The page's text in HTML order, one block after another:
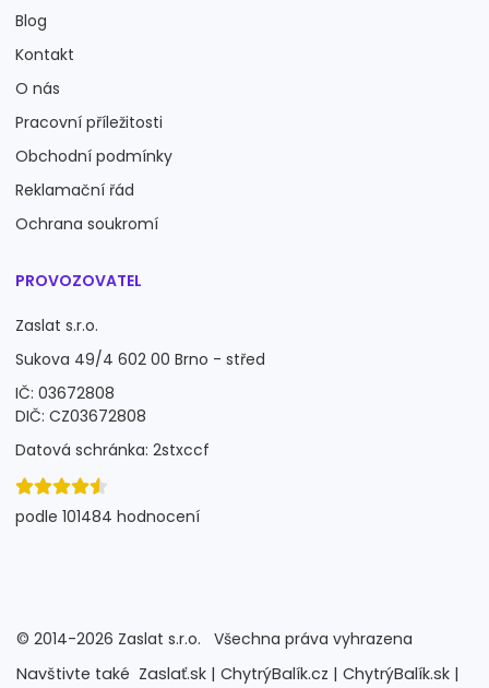
Blog
Kontakt
O nás
Pracovní příležitosti
Obchodní podmínky
Reklamační řád
Ochrana soukromí
PROVOZOVATEL
Zaslat s.r.o.
Sukova 49/4 602 00 Brno - střed
IČ: 03672808
DIČ: CZ03672808
Datová schránka: 2stxccf
podle 101484 hodnocení
© 2014-2026 Zaslat s.r.o.
Všechna práva vyhrazena
Navštivte také Zaslať.sk | ChytrýBalík.cz | ChytrýBalík.sk |